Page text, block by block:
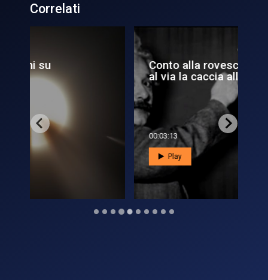
Correlati
Conto alla rovescia per LISA:
al via la caccia alle...
00:03:13